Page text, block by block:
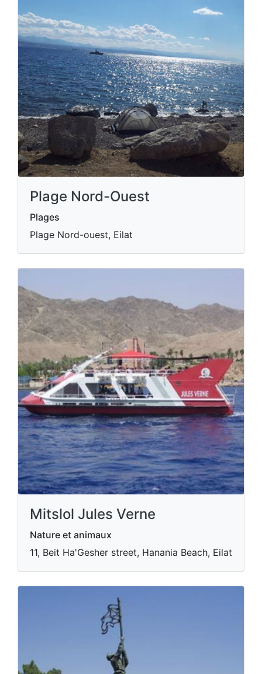
Plage Nord-Ouest
Plages
Plage Nord-ouest, Eilat
Mitslol Jules Verne
Nature et animaux
11, Beit Ha'Gesher street, Hanania Beach, Eilat